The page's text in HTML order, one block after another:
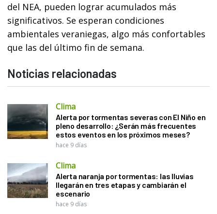
del NEA, pueden lograr acumulados más
significativos. Se esperan condiciones
ambientales veraniegas, algo más confortables
que las del último fin de semana.
Noticias relacionadas
Clima
Alerta por tormentas severas con El Niño en
pleno desarrollo: ¿Serán más frecuentes
estos eventos en los próximos meses?
hace 9 días
Clima
Alerta naranja por tormentas: las lluvias
llegarán en tres etapas y cambiarán el
escenario
hace 9 días